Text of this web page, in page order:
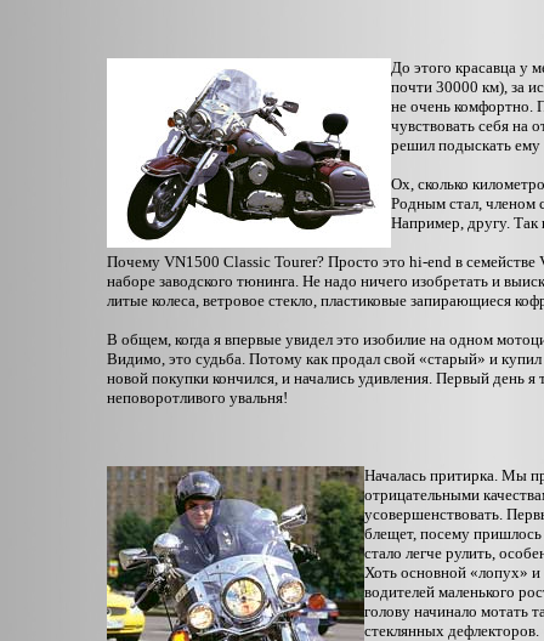
До этого красавца у
почти 30000 км), за
не очень комфортно.
чувствовать себя на
решил подыскать ему
Ох, сколько
Родным стал, членом
Например, другу. Так
Почему VN1500 Classic Tourer? Просто это hi-end в
наборе заводского тюнинга. Не надо ничего изобретать и
литые колеса, ветровое стекло, пластиковые запирающиеся
В общем, когда я впервые увидел это изобилие на одном
Видимо, это судьба. Потому как продал свой «старый» и
новой покупки кончился, и начались удивления. Первый день
неповоротливого увальня!
Началась притирка. Мы
отрицательными
усовершенствовать.
блещет, посему пришлось
стало легче рулить,
Хоть основной «лопух» и
водителей маленького
голову начинало мотать
стеклянных дефлекторов.